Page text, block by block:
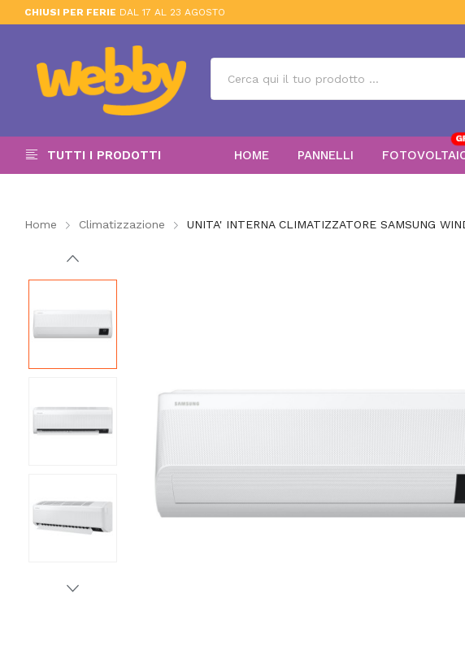
CHIUSI PER FERIE DAL 17 AL 23 AGOSTO
TUTTI I PRODOTTI HOME PANNELLI
Home Climatizzazione UNITA' INTERNA CLIMATIZZATORE SAMSUNG